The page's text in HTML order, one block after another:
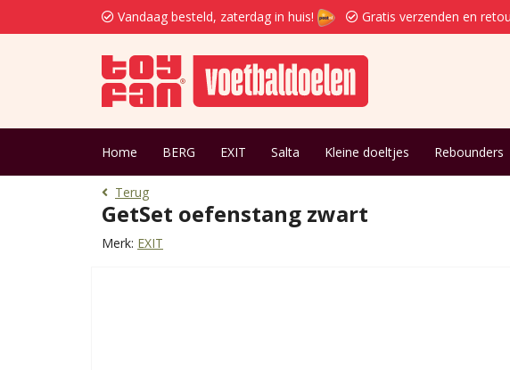
Vandaag besteld, zaterdag in huis! Gratis verzenden en
Home BERG EXIT Salta Kleine doeltjes Rebounders
Terug
GetSet oefenstang zwart
Merk: EXIT